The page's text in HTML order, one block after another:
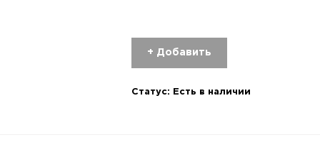
+ Добавить
Статус: Есть в наличии